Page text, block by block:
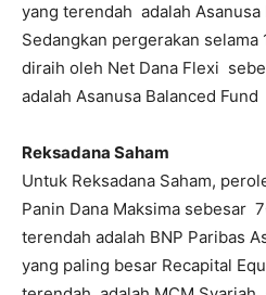
yang terendah adalah
Sedangkan pergerakan
diraih oleh Net Dana Flexi
adalah Asanusa Balanced
Reksadana Saham
Untuk Reksadana Saham,
Panin Dana Maksima sebesar
terendah adalah BNP Paribas
yang paling besar Recapital